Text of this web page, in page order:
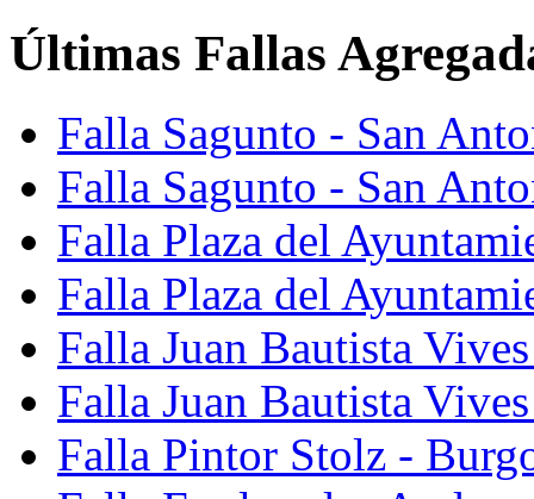
Últimas Fallas
Falla Sagunto - San
Falla Sagunto - San
Falla Plaza del
Falla Plaza del
Falla Juan Bautista
Falla Juan Bautista
Falla Pintor Stolz -